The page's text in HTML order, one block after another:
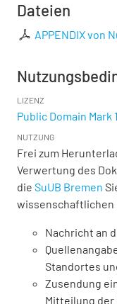
Dateien
APPENDIX von
LIZENZ
Public Domain Mark
NUTZUNG
Frei zum
Verwertung des
die SuUB Bremen
wissenschaftlichen
Nachricht an
Standortes
Zusendung
Mitteilung